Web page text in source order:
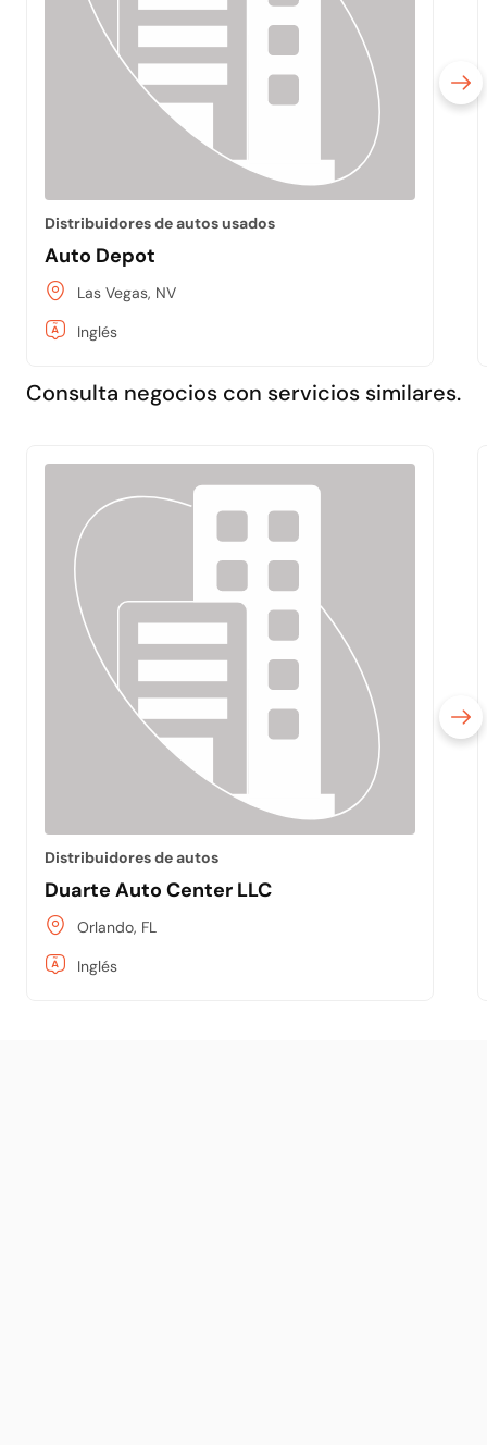
Distribuidores de autos usados
Auto Depot
Las Vegas, NV
Inglés
Consulta negocios con servicios similares.
Distribuidores de autos
Duarte Auto Center LLC
Orlando, FL
Inglés